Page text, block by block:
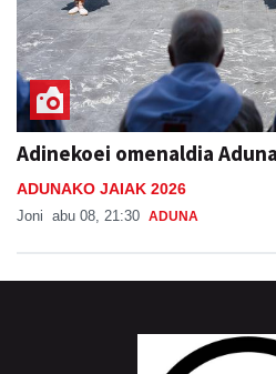
Adinekoei omenaldia
ADUNAKO JAIAK 2026
Joni abu 08, 21:30 ADUNA